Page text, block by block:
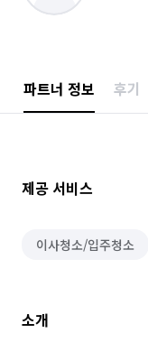
파트너 정보 후기
제공 서비스
이사청소/입주청소
소개